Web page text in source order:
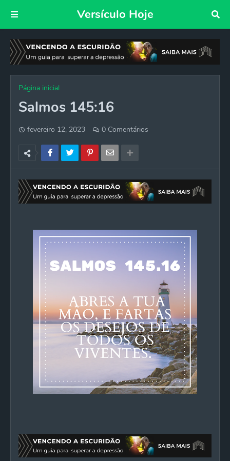
Versículo Hoje
Página inicial
Salmos 145:16
fevereiro 12, 2023 0 Comentários